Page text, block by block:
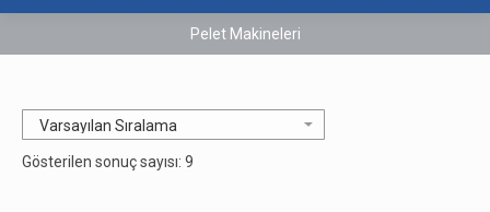
Pelet Makineleri
Gösterilen sonuç sayısı: 9